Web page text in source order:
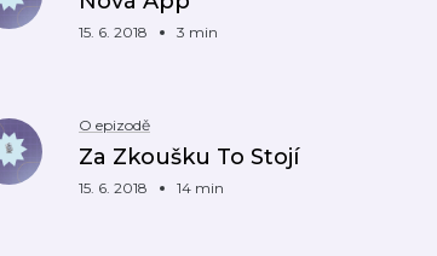
15. 6. 2018 3 min
O epizodě
Za Zkoušku To Stojí
15. 6. 2018 14 min